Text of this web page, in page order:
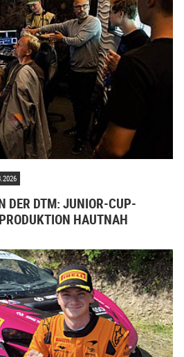
DER DTM: JUNIOR-CUP-
HAUTNAH